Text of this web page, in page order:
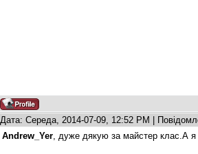
Дата: Середа, 2014-07-09, 12:52 PM |
Andrew_Yer , дуже дякую за майстер клас.А